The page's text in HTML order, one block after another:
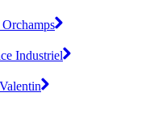
Industriel